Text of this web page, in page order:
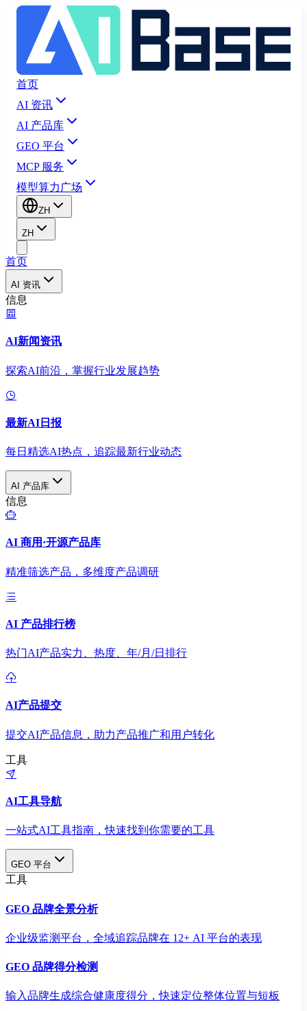
首页
AI 资讯
AI 产品库
GEO 平台
MCP 服务
模型算力广场
ZH
ZH
首页
AI 资讯
信息
AI新闻资讯
探索AI前沿，掌握行业发展趋势
最新AI日报
每日精选AI热点，追踪最新行业动态
AI 产品库
信息
AI 商用·开源产品库
精准筛选产品，多维度产品调研
AI 产品排行榜
热门AI产品实力、热度、年/月/日排行
AI产品提交
提交AI产品信息，助力产品推广和用户转化
工具
AI工具导航
一站式AI工具指南，快速找到你需要的工具
GEO 平台
工具
GEO 品牌全景分析
企业级监测平台，全域追踪品牌在 12+ AI 平台的表现
GEO 品牌得分检测
输入品牌生成综合健康度得分，快速定位整体位置与短板